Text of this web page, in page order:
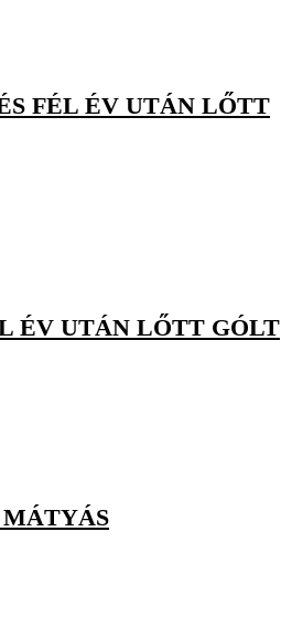
FÉL ÉV UTÁN LŐTT
ÉV UTÁN LŐTT GÓLT